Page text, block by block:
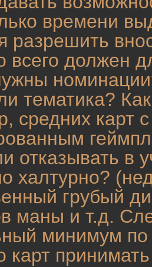
времени
разрешить
всего должен
тематика?
средних карт
отказывать в
халтурно?
грубый
маны и т.д.
минимум
карт